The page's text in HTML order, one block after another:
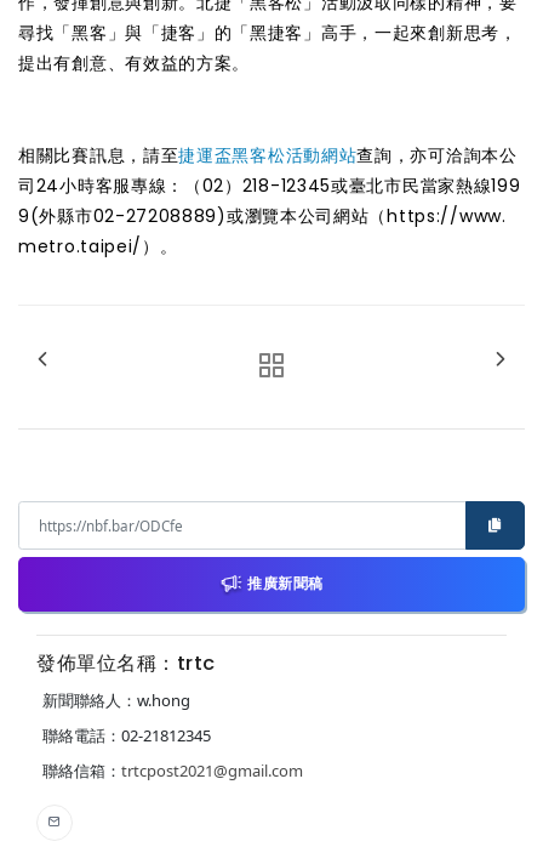
尋找「黑客」與「捷客」的「黑捷客」高手，一起來創新思考，
提出有創意、有效益的方案。
相關比賽訊息，請至捷運盃黑客松活動網站查詢，亦可洽詢本公
司24小時客服專線：（02）218-12345或臺北市民當家熱線199
9(外縣市02-27208889)或瀏覽本公司網站（https://www.
metro.taipei/）。
推廣新聞稿
發佈單位名稱：trtc
新聞聯絡人：w.hong
聯絡電話：02-21812345
聯絡信箱： trtcpost2021@gmail.com